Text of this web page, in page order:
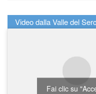
Video dalla Valle del
Fai clic su